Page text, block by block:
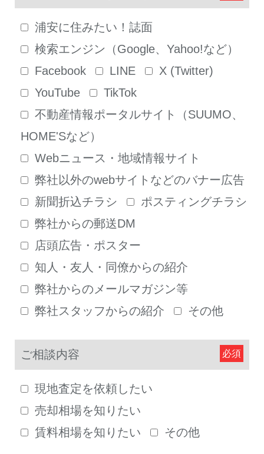
浦安に住みたい！誌面
検索エンジン（Google、Yahoo!など）
Facebook
LINE
X (Twitter)
YouTube
TikTok
不動産情報ポータルサイト（SUUMO、
HOME'Sなど）
Webニュース・地域情報サイト
弊社以外のwebサイトなどのバナー広告
新聞折込チラシ
ポスティングチラシ
弊社からの郵送DM
店頭広告・ポスター
知人・友人・同僚からの紹介
弊社からのメールマガジン等
弊社スタッフからの紹介
その他
ご相談内容
現地査定を依頼したい
売却相場を知りたい
賃料相場を知りたい
その他